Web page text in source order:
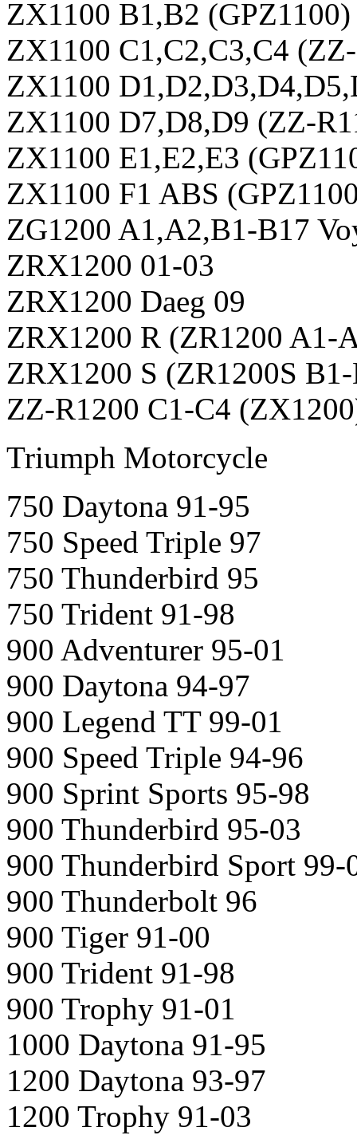
ZX1100 B1,B2
ZX1100 C1,C2,C3,C4
ZX1100
ZX1100 D7,D8,D9 (ZZ-
ZX1100 E1,E2,E3
ZX1100 F1 ABS
ZG1200 A1,A2,B1-B17
ZRX1200 01-03
ZRX1200 Daeg 09
ZRX1200 R (ZR1200 A1-
ZRX1200 S (ZR1200S
ZZ-R1200 C1-C4
Triumph Motorcycle
750 Daytona 91-95
750 Speed Triple 97
750 Thunderbird 95
750 Trident 91-98
900 Adventurer 95-01
900 Daytona 94-97
900 Legend TT 99-01
900 Speed Triple 94-96
900 Sprint Sports 95-98
900 Thunderbird 95-03
900 Thunderbird Sport 99-
900 Thunderbolt 96
900 Tiger 91-00
900 Trident 91-98
900 Trophy 91-01
1000 Daytona 91-95
1200 Daytona 93-97
1200 Trophy 91-03